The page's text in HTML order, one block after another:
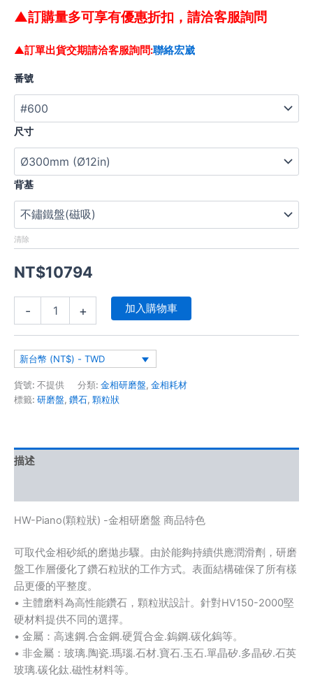
▲訂購量多可享有優惠折扣，請洽客服詢問
▲訂單出貨交期請洽客服詢問:聯絡宏崴
番號
尺寸
背基
清除
NT$10794
- + 加入購物車
新台幣 (NT$) - TWD
貨號: 不提供 分類: 金相研磨盤, 金相耗材
標籤: 研磨盤, 鑽石, 顆粒狀
描述
HW-Piano(顆粒狀) -金相研磨盤 商品特色
可取代金相砂紙的磨拋步驟。由於能夠持續供應潤滑劑，研磨
盤工作層優化了鑽石粒狀的工作方式。表面結構確保了所有樣
品更優的平整度。
• 主體磨料為高性能鑽石，顆粒狀設計。針對HV150-2000堅
硬材料提供不同的選擇。
• 金屬：高速鋼.合金鋼.硬質合金.鎢鋼.碳化鎢等。
• 非金屬：玻璃.陶瓷.瑪瑙.石材.寶石.玉石.單晶矽.多晶矽.石英
玻璃.碳化鈦.磁性材料等。